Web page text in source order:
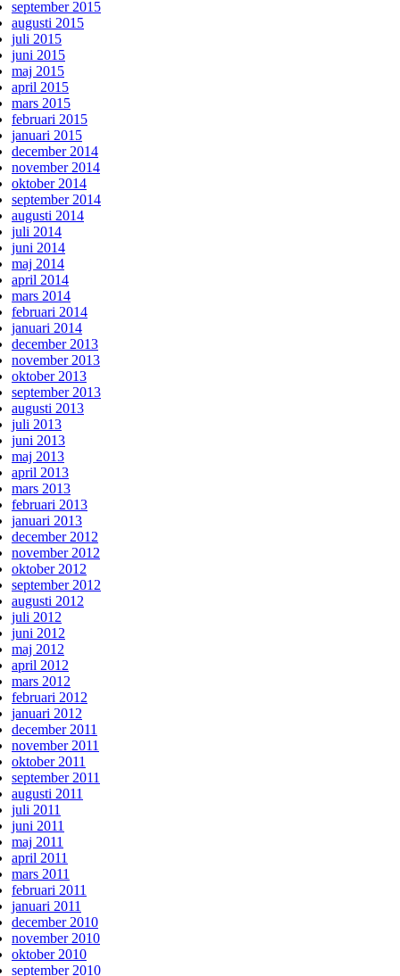
september 2015
augusti 2015
juli 2015
juni 2015
maj 2015
april 2015
mars 2015
februari 2015
januari 2015
december 2014
november 2014
oktober 2014
september 2014
augusti 2014
juli 2014
juni 2014
maj 2014
april 2014
mars 2014
februari 2014
januari 2014
december 2013
november 2013
oktober 2013
september 2013
augusti 2013
juli 2013
juni 2013
maj 2013
april 2013
mars 2013
februari 2013
januari 2013
december 2012
november 2012
oktober 2012
september 2012
augusti 2012
juli 2012
juni 2012
maj 2012
april 2012
mars 2012
februari 2012
januari 2012
december 2011
november 2011
oktober 2011
september 2011
augusti 2011
juli 2011
juni 2011
maj 2011
april 2011
mars 2011
februari 2011
januari 2011
december 2010
november 2010
oktober 2010
september 2010